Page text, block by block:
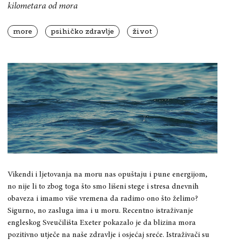
kilometara od mora
more psihičko zdravlje život
Vikendi i ljetovanja na moru nas opuštaju i pune energijom,
no nije li to zbog toga što smo lišeni stege i stresa dnevnih
obaveza i imamo više vremena da radimo ono što želimo?
Sigurno, no zasluga ima i u moru. Recentno istraživanje
engleskog Sveučilišta Exeter pokazalo je da blizina mora
pozitivno utječe na naše zdravlje i osjećaj sreće. Istraživači su